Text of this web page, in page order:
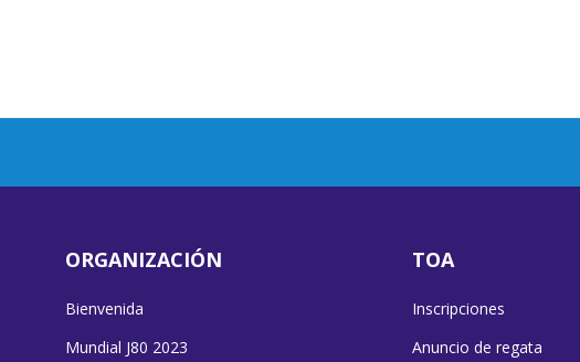
ORGANIZACIÓN
Bienvenida
Mundial J80 2023
TOA
Inscripciones
Anuncio de regata